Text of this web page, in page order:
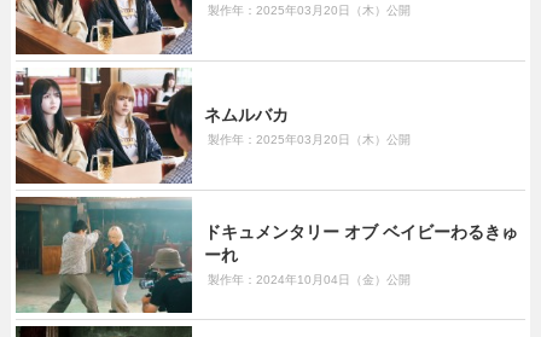
製作年：2025年03月20日（木）公開
ネムルバカ
製作年：2025年03月20日（木）公開
ドキュメンタリー オブ ベイビーわるきゅ
ーれ
製作年：2024年10月04日（金）公開